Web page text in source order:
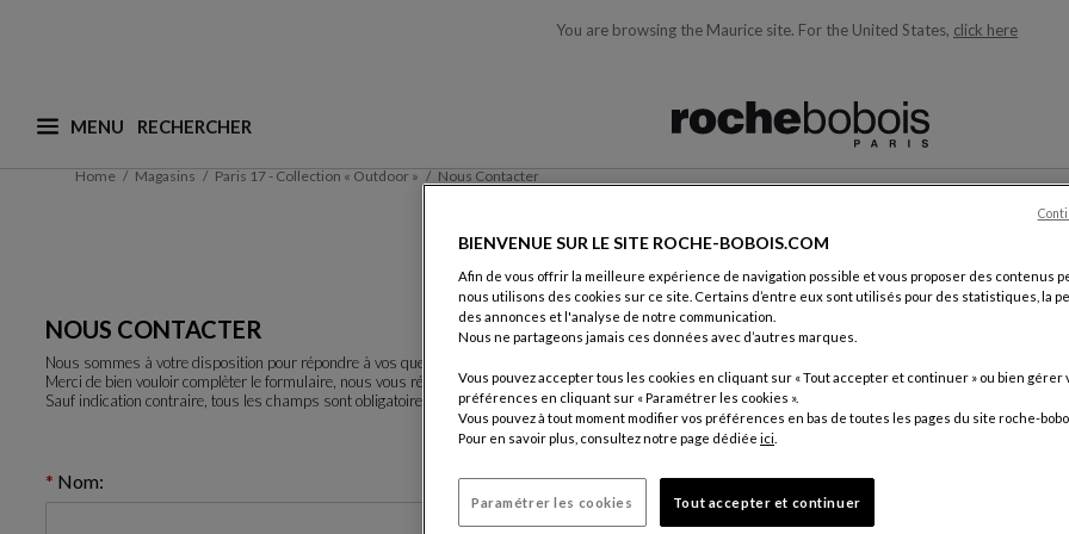
You are browsing the Maurice site. For the United States, click here
MENU
Que recherchez-vous ? (nous adaptons les suggestions en fonction de ce que vous recherchez)
Home Magasins Paris 17 - Collection « Outdoor » Nous Contacter
NOUS CONTACTER
NOUS CONTACTER
Nous sommes à votre disposition pour répondre à vos questions.
Merci de bien vouloir complèter le formulaire, nous vous répondrons rapidement.
Sauf indication contraire, tous les champs sont obligatoires.
Nom:
Par
Service
BIENVENUE SUR LE SITE ROCHE-BOBOIS.COM
Afin de vous offrir la meilleure expérience de navigation possible et vous proposer des contenus
nous utilisons des cookies sur ce site. Certains d’entre eux sont utilisés pour des statistiques, la
des annonces et l'analyse de notre communication.
Nous ne partageons jamais ces données avec d’autres marques.
Vous pouvez accepter tous les cookies en cliquant sur « Tout accepter et continuer » ou bien gérer
préférences en cliquant sur « Paramétrer les cookies ».
Vous pouvez à tout moment modifier vos préférences en bas de toutes les pages du site roche-
Pour en savoir plus, consultez notre page dédiée ici
Paramétrer les cookies Tout accepter et continuer